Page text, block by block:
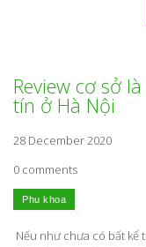
Review cơ sở
tín ở Hà Nội
28 December 2020
0 comments
Nếu như chưa có bất kể